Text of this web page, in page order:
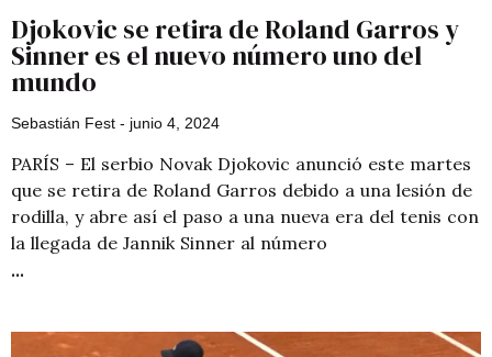
Djokovic se retira de Roland Garros y
Sinner es el nuevo número uno del
mundo
Sebastián Fest junio 4, 2024
PARÍS – El serbio Novak Djokovic anunció este martes
que se retira de Roland Garros debido a una lesión de
rodilla, y abre así el paso a una nueva era del tenis con
la llegada de Jannik Sinner al número